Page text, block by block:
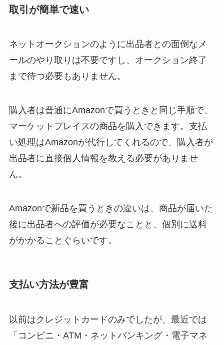
取引が簡単で速い
ネットオークションのように出品者との面倒なメ
ールのやり取りは不要ですし、オークション終了
まで待つ必要もありません。
購入者は普通にAmazonで買うときと同じ手順で、
マーケットプレイスの商品を購入できます。支払
い処理はAmazonが代行してくれるので、購入者が
出品者に直接個人情報を教える必要がありませ
ん。
Amazonで新品を買うときの違いは、商品が届いた
後に出品者への評価が必要なことと、個別に送料
がかかることぐらいです。
支払い方法が豊富
以前はクレジットカードのみでしたが、最近では
「コンビニ・ATM・ネットバンキング・電子マネ